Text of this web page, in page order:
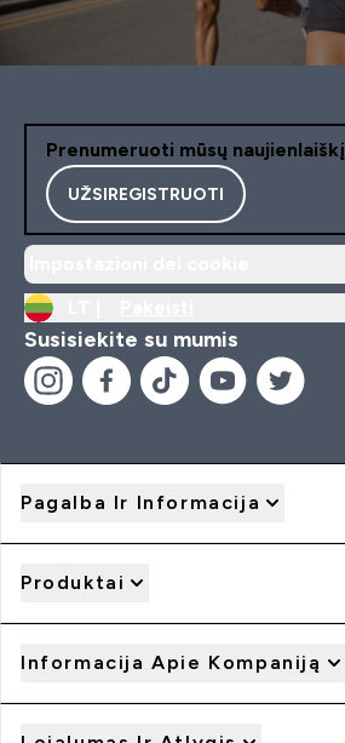
Prenumeruoti mūsų naujienlaiškį
UŽSIREGISTRUOTI
Susisiekite su mumis
Pagalba Ir Informacija
Produktai
Informacija Apie Kompaniją